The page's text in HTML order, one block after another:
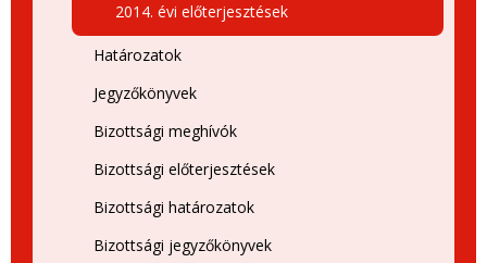
2014. évi előterjesztések
Határozatok
Jegyzőkönyvek
Bizottsági meghívók
Bizottsági előterjesztések
Bizottsági határozatok
Bizottsági jegyzőkönyvek